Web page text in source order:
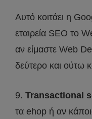
Αυτό κοιτάει η
εταιρεία SEO το
αν είμαστε Web
δεύτερο και ούτω
9. Transactional
τα ehop ή αν